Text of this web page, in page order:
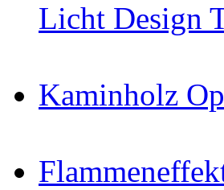
Licht Design
Kaminholz